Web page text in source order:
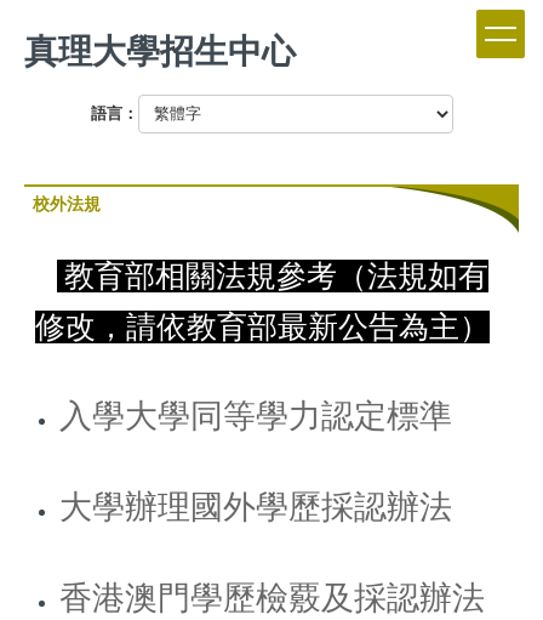
到
主真理大學招生中心
語言：
校外法規
教育部相關法規參考（法規如有
修改，請依教育部最新公告為主）
入學大學同等學力認定標準
大學辦理國外學歷採認辦法
香港澳門學歷檢覈及採認辦法